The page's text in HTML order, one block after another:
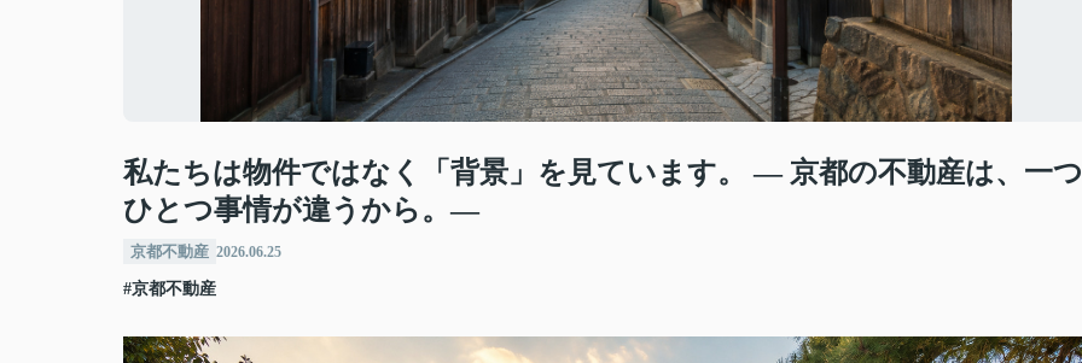
私たちは物件ではなく「背景」を見ています。 ― 京都の不動産は、一つ
ひとつ事情が違うから。―
京都不動産 2026.06.25
#京都不動産